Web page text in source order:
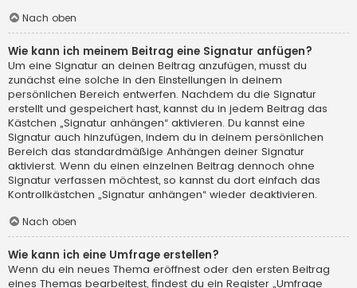
Nach oben
Wie kann ich meinem Beitrag eine Signatur anfügen?
Um eine Signatur an deinen Beitrag anzufügen, musst du
zunächst eine solche in den Einstellungen in deinem
persönlichen Bereich entwerfen. Nachdem du die Signatur
erstellt und gespeichert hast, kannst du in jedem Beitrag das
Kästchen „Signatur anhängen“ aktivieren. Du kannst eine
Signatur auch hinzufügen, indem du in deinem persönlichen
Bereich das standardmäßige Anhängen deiner Signatur
aktivierst. Wenn du einen einzelnen Beitrag dennoch ohne
Signatur verfassen möchtest, so kannst du dort einfach das
Kontrollkästchen „Signatur anhängen“ wieder deaktivieren.
Nach oben
Wie kann ich eine Umfrage erstellen?
Wenn du ein neues Thema eröffnest oder den ersten Beitrag
eines Themas bearbeitest, findest du ein Register „Umfrage